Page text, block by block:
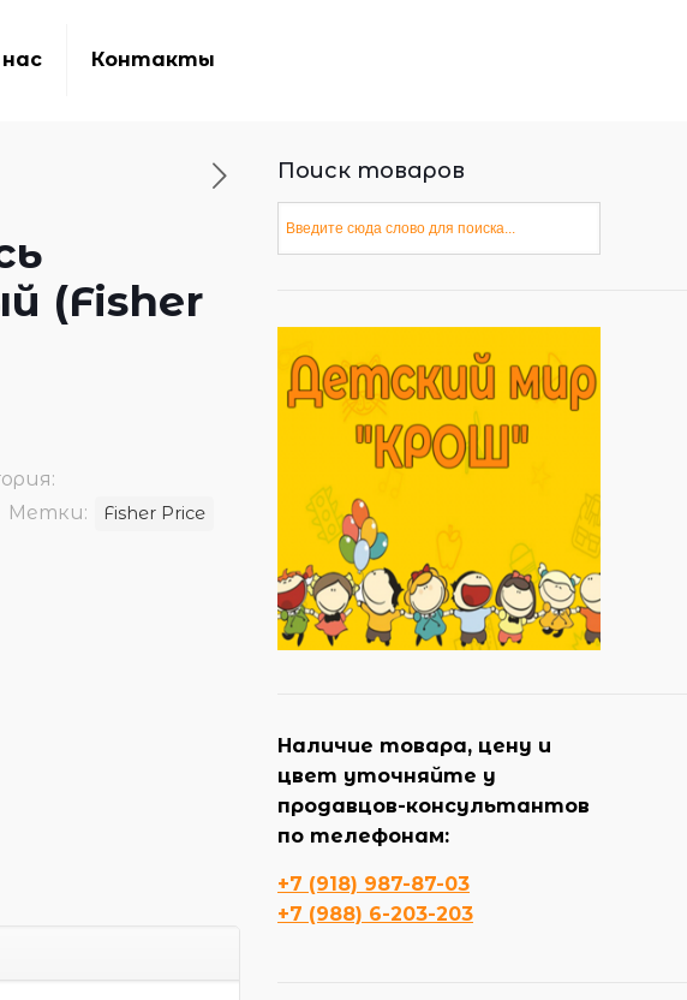
Контакты
(Fisher
Метки:
Fisher Price
Поиск товаров
Наличие товара, цену и
цвет уточняйте у
продавцов-консультантов
по телефонам:
+7 (918) 987-87-03
+7 (988) 6-203-203